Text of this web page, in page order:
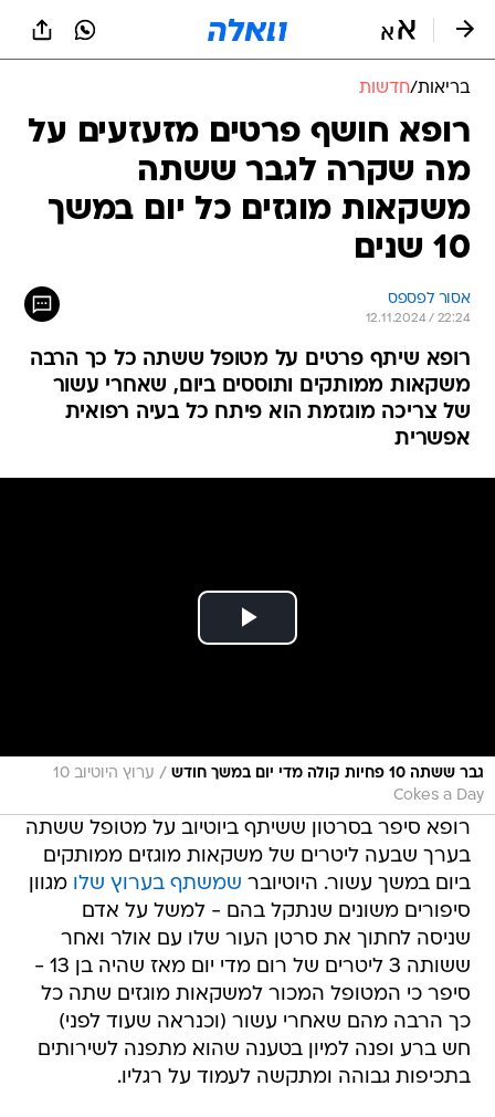
בריאות/חדשות
רופא חושף פרטים מזעזעים על
מה שקרה לגבר ששתה
משקאות מוגזים כל יום במשך
10 שנים
אסור לפספס
12.11.2024 / 22:24
רופא שיתף פרטים על מטופל ששתה כל כך הרבה
משקאות ממותקים ותוססים ביום, שאחרי עשור
של צריכה מוגזמת הוא פיתח כל בעיה רפואית
אפשרית
גבר ששתה 10 פחיות קולה מדי יום במשך חודש /
ערוץ היוטיוב 10
Cokes a Day
רופא סיפר בסרטון ששיתף ביוטיוב על מטופל ששתה
בערך שבעה ליטרים של משקאות מוגזים ממותקים
ביום במשך עשור. היוטיובר שמשתף בערוץ שלו מגוון
סיפורים משונים שנתקל בהם - למשל על אדם
שניסה לחתוך את סרטן העור שלו עם אולר ואחר
ששותה 3 ליטרים של רום מדי יום מאז שהיה בן 13 -
סיפר כי המטופל המכור למשקאות מוגזים שתה כל
כך הרבה מהם שאחרי עשור (וכנראה שעוד לפני)
חש ברע ופנה למיון בטענה שהוא מתפנה לשירותים
בתכיפות גבוהה ומתקשה לעמוד על רגליו.